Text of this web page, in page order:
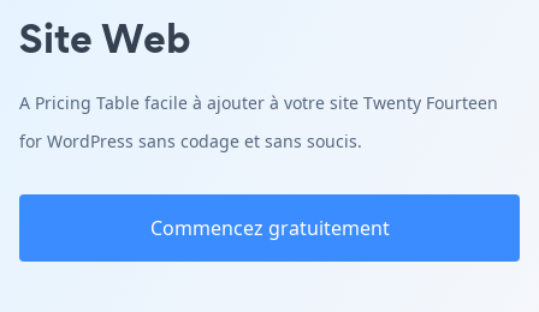
Site Web
A Pricing Table facile à ajouter à votre site Twenty Fourteen
for WordPress sans codage et sans soucis.
Commencez gratuitement